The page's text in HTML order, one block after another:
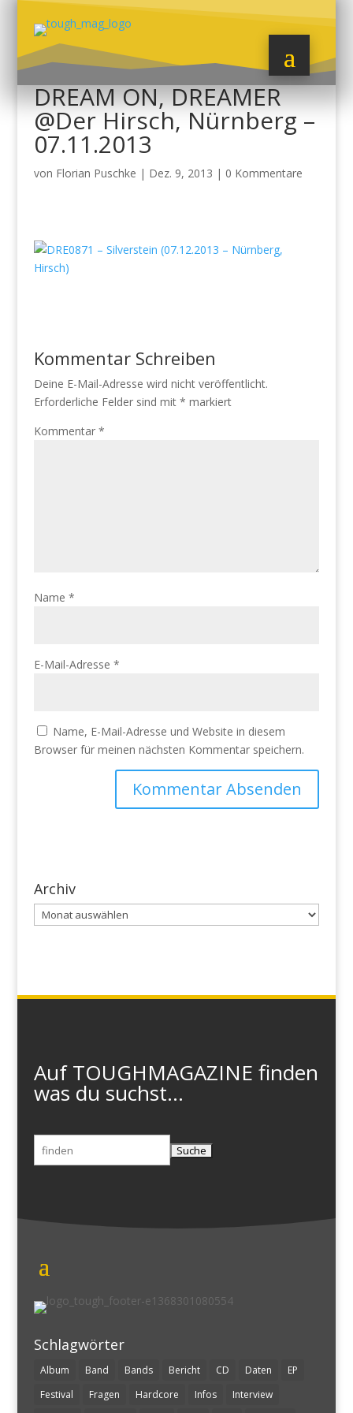
DREAM ON, DREAMER
@Der Hirsch, Nürnberg –
07.11.2013
von Florian Puschke | Dez. 9, 2013 | 0 Kommentare
Kommentar Schreiben
Deine E-Mail-Adresse wird nicht veröffentlicht.
Erforderliche Felder sind mit * markiert
Kommentar *
Name *
E-Mail-Adresse *
Name, E-Mail-Adresse und Website in diesem
Browser für meinen nächsten Kommentar speichern.
Archiv
Archiv
Auf TOUGHMAGAZINE finden
was du suchst...
Suchen
nach:
Schlagwörter
Album Band Bands Bericht CD Daten
EP
Festival
Fragen Hardcore Infos
Interview